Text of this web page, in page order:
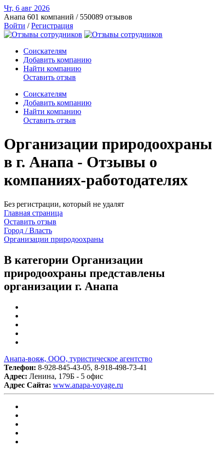
Чт, 6 авг 2026
Анапа 601 компаний / 550089 отзывов
Войти /Регистрация
Соискателям
Добавить компанию
Найти компанию
Оставить отзыв
Соискателям
Добавить компанию
Найти компанию
Оставить отзыв
Организации природоохраны
в г. Анапа - Отзывы о
компаниях-работодателях
Без регистрации, который не удалят
Главная страница
Оставить отзыв
Город / Власть
Организации природоохраны
В категории Организации
природоохраны представлены
организации г. Анапа
Анапа-вояж, ООО, туристическое агентство
Телефон: 8-928-845-43-05, 8-918-498-73-41
Адрес: Ленина, 179Б - 5 офис
Адрес Сайта: www.anapa-voyage.ru